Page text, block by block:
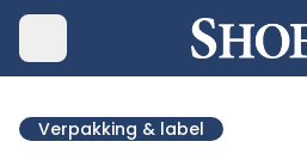
Verpakking & label